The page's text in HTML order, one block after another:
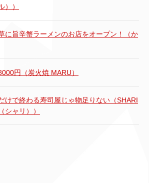
））
に旨辛蟹ラーメンのお店をオープン！（か
円（炭火焼 MARU）
けで終わる寿司屋じゃ物足りない（SHARI
シャリ））